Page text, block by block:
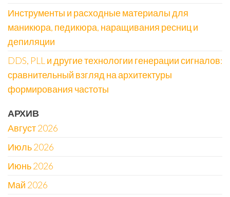
Инструменты и расходные материалы для
маникюра, педикюра, наращивания ресниц и
депиляции
DDS, PLL и другие технологии генерации сигналов:
сравнительный взгляд на архитектуры
формирования частоты
АРХИВ
Август 2026
Июль 2026
Июнь 2026
Май 2026